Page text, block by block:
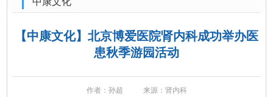
【中康文化】北京博爱医院肾内科成功举办医
患秋季游园活动
作者：孙超 来源：肾内科